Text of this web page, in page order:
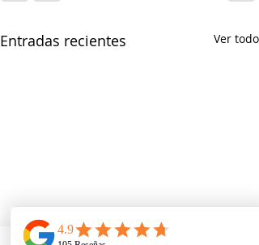
Entradas recientes Ver todo